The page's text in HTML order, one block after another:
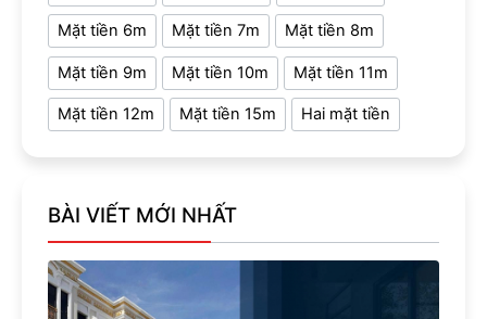
Mặt tiền 6m Mặt tiền 7m Mặt tiền 8m
Mặt tiền 9m Mặt tiền 10m Mặt tiền 11m
Mặt tiền 12m Mặt tiền 15m Hai mặt tiền
BÀI VIẾT MỚI NHẤT